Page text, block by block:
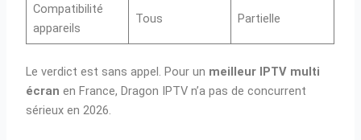
Compatibilité
appareils
Tous Partielle
Le verdict est sans appel. Pour un meilleur IPTV multi
écran en France, Dragon IPTV n’a pas de concurrent
sérieux en 2026.